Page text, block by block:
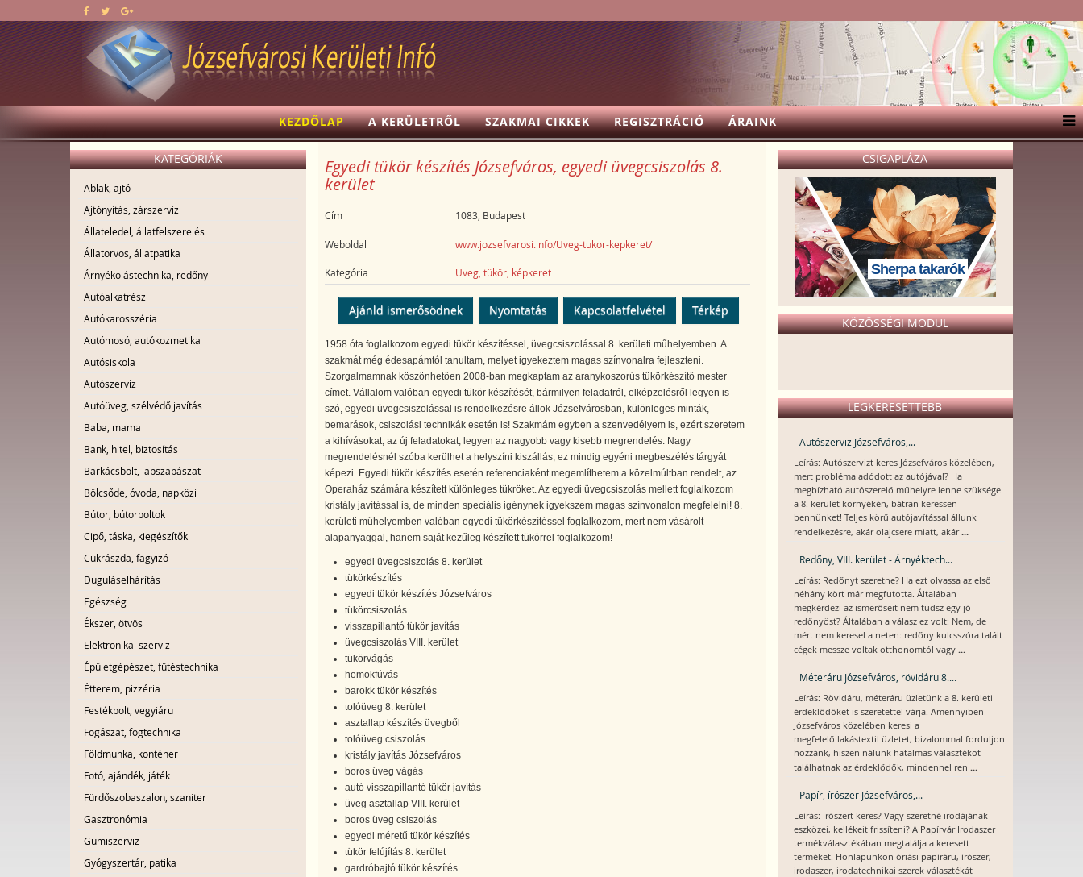
KEZDŐLAP A KERÜLETRŐL SZAKMAI CIKKEK REGISZTRÁCIÓ ÁRAINK
KATEGÓRIÁK
Ablak, ajtó
Ajtónyitás, zárszerviz
Állateledel, állatfelszerelés
Állatorvos, állatpatika
Árnyékolástechnika, redőny
Autóalkatrész
Autókarosszéria
Autómosó, autókozmetika
Autósiskola
Autószerviz
Autóüveg, szélvédő javítás
Baba, mama
Bank, hitel, biztosítás
Barkácsbolt, lapszabászat
Bölcsőde, óvoda, napközi
Bútor, bútorboltok
Cipő, táska, kiegészítők
Cukrászda, fagyizó
Duguláselhárítás
Egészség
Ékszer, ötvös
Elektronikai szerviz
Épületgépészet, fűtéstechnika
Étterem, pizzéria
Festékbolt, vegyiáru
Fogászat, fogtechnika
Földmunka, konténer
Fotó, ajándék, játék
Fürdőszobaszalon, szaniter
Gasztronómia
Gumiszerviz
Gyógyszertár, patika
Egyedi tükör készítés Józsefváros, egyedi üvegcsiszolás 8.
kerület
Cím 1083, Budapest
Weboldal www.jozsefvarosi.info/Uveg-tukor-kepkeret/
Kategória Üveg, tükör, képkeret
Ajánld ismerősödnek Nyomtatás Kapcsolatfelvétel Térkép
1958 óta foglalkozom egyedi tükör készítéssel, üvegcsiszolással 8. kerületi műhelyemben. A
szakmát még édesapámtól tanultam, melyet igyekeztem magas színvonalra fejleszteni.
Szorgalmamnak köszönhetően 2008-ban megkaptam az aranykoszorús tükörkészítő mester
címet. Vállalom valóban egyedi tükör készítését, bármilyen feladatról, elképzelésről legyen is
szó, egyedi üvegcsiszolással is rendelkezésre állok Józsefvárosban, különleges minták,
bemarások, csiszolási technikák esetén is! Szakmám egyben a szenvedélyem is, ezért szeretem
a kihívásokat, az új feladatokat, legyen az nagyobb vagy kisebb megrendelés. Nagy
megrendelésnél szóba kerülhet a helyszíni kiszállás, ez mindig egyéni megbeszélés tárgyát
képezi. Egyedi tükör készítés esetén referenciaként megemlíthetem a közelmúltban rendelt, az
Operaház számára készített különleges tükröket. Az egyedi üvegcsiszolás mellett foglalkozom
kristály javítással is, de minden speciális igénynek igyekszem magas színvonalon megfelelni! 8.
kerületi műhelyemben valóban egyedi tükörkészítéssel foglalkozom, mert nem vásárolt
alapanyaggal, hanem saját kezűleg készített tükörrel foglalkozom!
egyedi üvegcsiszolás 8. kerület
tükörkészítés
egyedi tükör készítés Józsefváros
tükörcsiszolás
visszapillantó tükör javítás
üvegcsiszolás VIII. kerület
tükörvágás
homokfúvás
barokk tükör készítés
tolóüveg 8. kerület
asztallap készítés üvegből
tolóüveg csiszolás
kristály javítás Józsefváros
boros üveg vágás
autó visszapillantó tükör javítás
üveg asztallap VIII. kerület
boros üveg csiszolás
egyedi méretű tükör készítés
tükör felújítás 8. kerület
gardróbajtó tükör készítés
CSIGAPLÁZA
Sherpa takarók
KÖZÖSSÉGI MODUL
LEGKERESETTEBB
Autószerviz Józsefváros,...
Leírás: Autószervizt keres Józsefváros közelében,
mert probléma adódott az autójával? Ha
megbízható autószerelő műhelyre lenne szüksége
a 8. kerület környékén, bátran keressen
bennünket! Teljes körű autójavítással állunk
rendelkezésre, akár olajcsere miatt, akár...
Redőny, VIII. kerület - Árnyéktech...
Leírás: Redőnyt szeretne? Ha ezt olvassa az első
néhány kört már megfutotta. Általában
megkérdezi az ismerőseit nem tudsz egy jó
redőnyöst? Általában a válasz ez volt: Nem, de
mért nem keresel a neten: redőny kulcsszóra talált
cégek messze voltak otthonomtól vagy ...
Méteráru Józsefváros, rövidáru 8....
Leírás: Rövidáru, méteráru üzletünk a 8. kerületi
érdeklődőket is szeretettel várja. Amennyiben
Józsefváros közelében keresi a
megfelelő lakástextil üzletet, bizalommal forduljon
hozzánk, hiszen nálunk hatalmas választékot
találhatnak az érdeklődők, mindennel ren ...
Papír, írószer Józsefváros,...
Leírás: Irószert keres? Vagy szeretné irodájának
eszközei, kellékeit frissíteni? A Papírvár Irodaszer
termékválasztékában megtalálja a keresett
terméket. Honlapunkon óriási papíráru, írószer,
irodaszer, irodatechnikai szerek választékát